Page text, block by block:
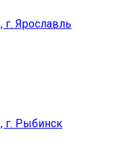
г. Ярославль
г. Рыбинск